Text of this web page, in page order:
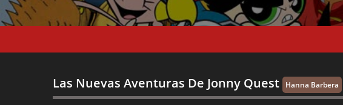
Las Nuevas Aventuras De Jonny Quest Hanna Barbera